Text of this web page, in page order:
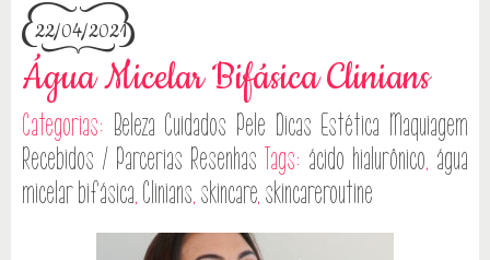
22/04/2021
Água Micelar Bifásica Clinians
Categorias: Beleza Cuidados Pele Dicas Estética Maquiagem
Recebidos / Parcerias Resenhas Tags: ácido hialurônico, água
micelar bifásica, Clinians, skincare, skincareroutine